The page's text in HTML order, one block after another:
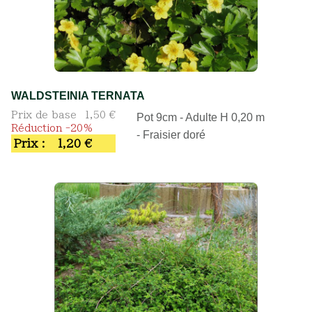
WALDSTEINIA TERNATA
Prix de base
1,50 €
Réduction -20%
Prix : 1,20 €
Pot 9cm - Adulte H 0,20 m
- Fraisier doré